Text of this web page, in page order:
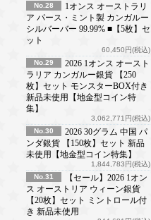
No.28
1オンス オーストラリ
ア パース・ミント製 カンガルー
シルバーバー 99.99% ■【5枚】セ
ット
60,450円(税込)
No.29
2026 1オンス オースト
ラリア カンガルー銀貨 【250
枚】セット モンスターBOX付き
新品未使用【地金型コイン特
集】
3,062,771円(税込)
No.30
2026 30グラム 中国 パ
ンダ銀貨 【150枚】セット 新品
未使用【地金型コイン特集】
1,844,783円(税込)
No.31
【セール】2026 1オン
ス オーストリア ウィーン銀貨
【20枚】セット ミントロール付
き 新品未使用